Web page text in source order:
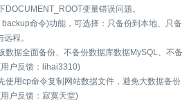
变量错误问题。
命令)功能，可选择：只备份到本地、只备
程。
数据全面备份、不备份数据库数据MySQL、不备
户反馈：lihai3310)
使用cp命令复制网站数据文件，避免大数据备份
户反馈：寂寞天堂)